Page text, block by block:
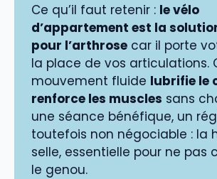
Ce qu’il faut retenir : le vélo
d’appartement est la
pour l’arthrose car il porte
la place de vos articulations.
mouvement fluide lubrifie le
renforce les muscles sans
une séance bénéfique, un
toutefois non négociable : la
selle, essentielle pour ne pas
le genou.